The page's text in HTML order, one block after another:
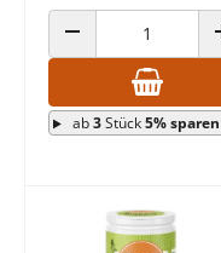
ANZAHL VERRINGERN
ab3Stück5% sparen